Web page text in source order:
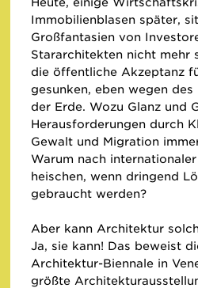
Immobilienblasen später,
Großfantasien von
Stararchitekten nicht mehr
die öffentliche Akzeptanz
gesunken, eben wegen
der Erde. Wozu Glanz und
Herausforderungen durch
Gewalt und Migration
Warum nach
heischen, wenn dringend
gebraucht werden?
Aber kann Architektur
Ja, sie kann! Das beweist
Architektur-Biennale in
größte